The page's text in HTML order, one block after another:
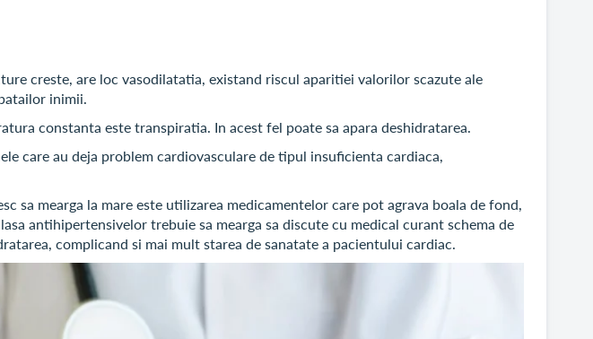
creste, are loc vasodilatatia, existand riscul aparitiei valorilor scazute ale
inimii.
constanta este transpiratia. In acest fel poate sa apara deshidratarea.
care au deja problem cardiovasculare de tipul insuficienta cardiaca,
sa mearga la mare este utilizarea medicamentelor care pot agrava boala de fond,
antihipertensivelor trebuie sa mearga sa discute cu medical curant schema de
complicand si mai mult starea de sanatate a pacientului cardiac.